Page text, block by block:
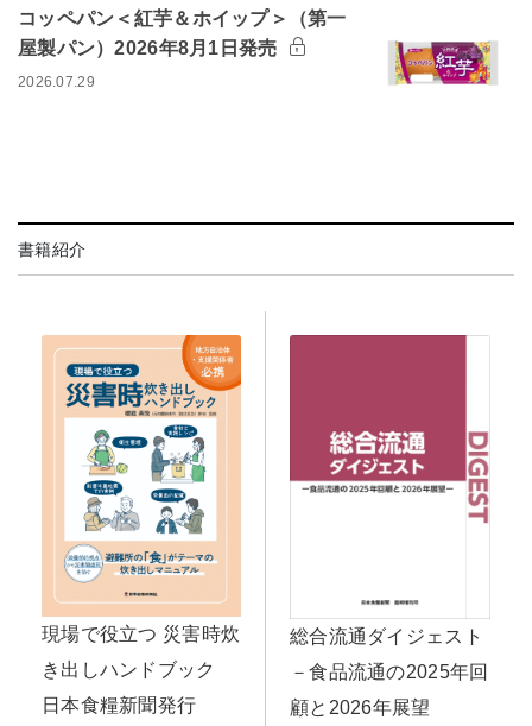
コッペパン＜紅芋＆ホイップ＞（第一
屋製パン）2026年8月1日発売
2026.07.29
書籍紹介
現場で役立つ 災害時炊
き出しハンドブック
日本食糧新聞発行
総合流通ダイジェスト
－食品流通の2025年回
顧と2026年展望